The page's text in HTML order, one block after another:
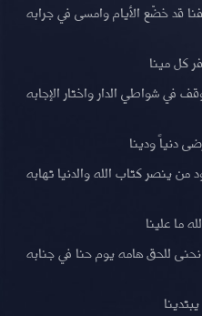
قد خضّع الأيام وامسى في جرابه
كل مينا
في شواطي الدار واختار الإجابه
دنياً ودينا
من ينصر كتاب الله والدنيا تهابه
ما علينا
للحق هامه يوم حنا في جنابه